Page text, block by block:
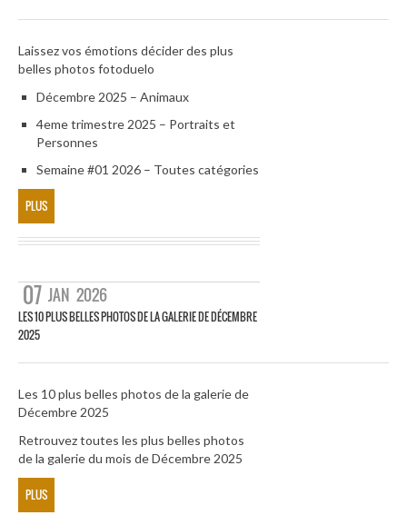
Laissez vos émotions décider des plus
belles photos fotoduelo
Décembre 2025 – Animaux
4eme trimestre 2025 – Portraits et
Personnes
Semaine #01 2026 – Toutes catégories
PLUS
07 JAN 2026
LES 10 PLUS BELLES PHOTOS DE LA GALERIE DE DÉCEMBRE
2025
Les 10 plus belles photos de la galerie de
Décembre 2025
Retrouvez toutes les plus belles photos
de la galerie du mois de Décembre 2025
PLUS